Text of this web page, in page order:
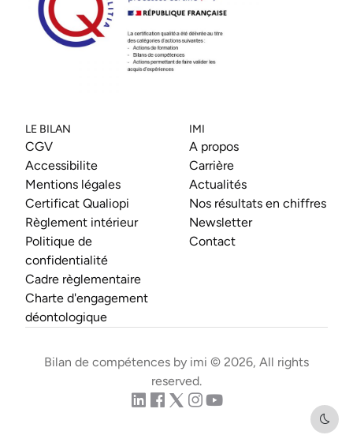
LE BILAN
CGV
Accessibilite
Mentions légales
Certificat Qualiopi
Règlement intérieur
Politique de
confidentialité
Cadre règlementaire
Charte d'engagement
déontologique
IMI
A propos
Carrière
Actualités
Nos résultats en chiffres
Newsletter
Contact
Bilan de compétences by imi © 2026, All rights
reserved.
Dark